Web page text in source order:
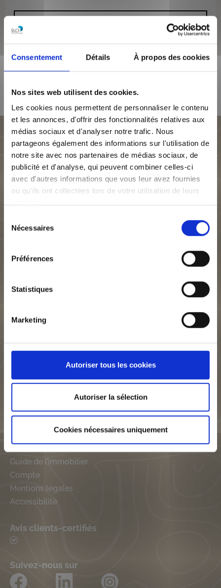
Consentement Détails À propos des cookies
Nos sites web utilisent des cookies.
Les cookies nous permettent de personnaliser le contenu
et les annonces, d'offrir des fonctionnalités relatives aux
médias sociaux et d'analyser notre trafic. Nous
partageons également des informations sur l'utilisation de
notre site avec nos partenaires de médias sociaux, de
publicité et d'analyse, qui peuvent combiner celles-ci
avec d'autres informations que vous leur avez fournies
ou qu'ils ont collectées lors de votre utilisation de leurs
Nécessaires
Préférences
Statistiques
Marketing
Autoriser tous les cookies
Autoriser la sélection
Cookies nécessaires uniquement
Retrouvez toutes nos offres de location
La Régie Simonneau, fondée en 1806, est la plus ancienne
A propos
Gestion locative
Transaction
Nos métiers
Faire gérer mon bien
Immobilier Lyon
SLCI groupe
SLCI Maisons Axial
SLCI SEFI
Guide de l’immobilier
Compte
Mentions légales
Accessibilité
Avis clients-certifiés
Suivez-nous sur